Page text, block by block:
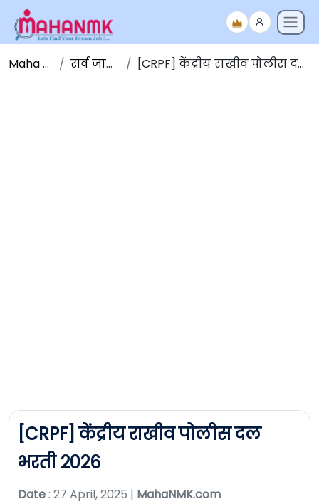
Maha NMK सर्व जाहिराती [CRPF] केंद्रीय राखीव पोलीस दल भरती 2026
[CRPF] केंद्रीय राखीव पोलीस दल
भरती 2026
Date: 27 April, 2025 | MahaNMK.com